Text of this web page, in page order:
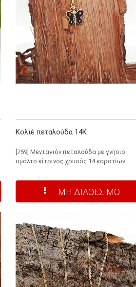
Κολιέ πεταλούδα 14Κ
[759] Μενταγιόν πεταλούδα με γνήσιο
σμάλτο κίτρινος χρυσός 14 καρατίων....
ΜΗ ΔΙΑΘΕΣΙΜΟ